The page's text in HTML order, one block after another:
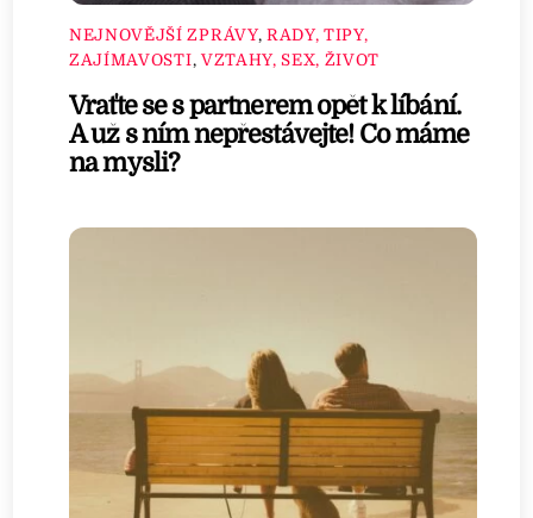
NEJNOVĚJŠÍ ZPRÁVY, RADY, TIPY,
ZAJÍMAVOSTI, VZTAHY, SEX, ŽIVOT
Vraťte se s partnerem opět k líbání.
A už s ním nepřestávejte! Co máme
na mysli?